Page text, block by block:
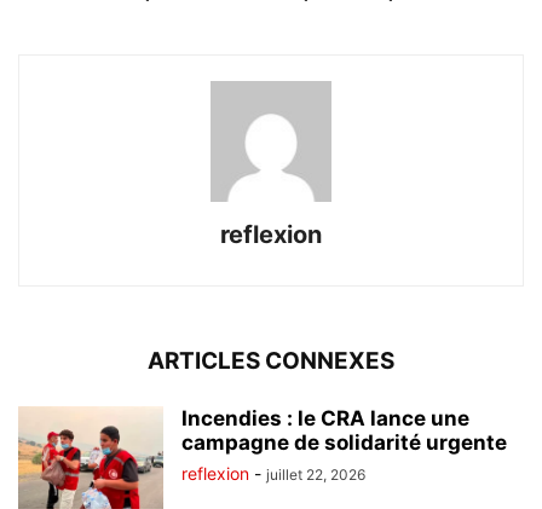
reflexion
ARTICLES CONNEXES
Incendies : le CRA lance une
campagne de solidarité urgente
reflexion - juillet 22, 2026